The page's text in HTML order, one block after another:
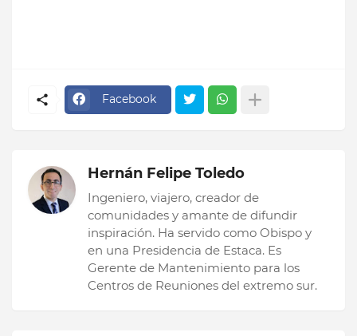
Facebook
Hernán Felipe Toledo
Ingeniero, viajero, creador de
comunidades y amante de difundir
inspiración. Ha servido como Obispo y
en una Presidencia de Estaca. Es
Gerente de Mantenimiento para los
Centros de Reuniones del extremo sur.